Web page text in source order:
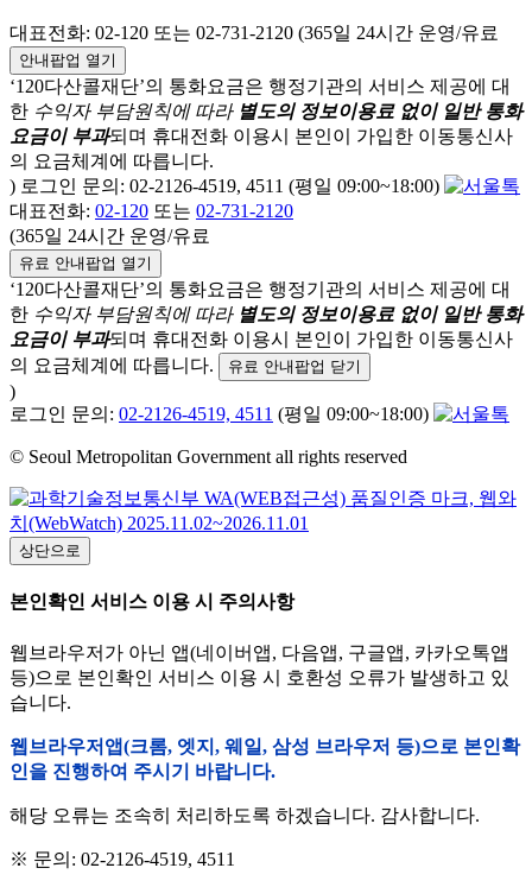
대표전화: 02-120 또는 02-731-2120 (365일 24시간 운영/유료
안내팝업 열기
‘120다산콜재단’의 통화요금은 행정기관의 서비스 제공에 대
한 수익자 부담원칙에 따라 별도의 정보이용료 없이 일반 통화
요금이 부과되며 휴대전화 이용시 본인이 가입한 이동통신사
의 요금체계에 따릅니다.
) 로그인 문의: 02-2126-4519, 4511 (평일 09:00~18:00)
대표전화: 02-120 또는 02-731-2120
(365일 24시간 운영/유료
유료 안내팝업 열기
‘120다산콜재단’의 통화요금은 행정기관의 서비스 제공에 대
한 수익자 부담원칙에 따라 별도의 정보이용료 없이 일반 통화
요금이 부과되며 휴대전화 이용시 본인이 가입한 이동통신사
의 요금체계에 따릅니다.
유료 안내팝업 닫기
)
로그인 문의: 02-2126-4519, 4511 (평일 09:00~18:00)
© Seoul Metropolitan Government all rights reserved
상단으로
본인확인 서비스 이용 시 주의사항
웹브라우저가 아닌 앱(네이버앱, 다음앱, 구글앱, 카카오톡앱
등)으로 본인확인 서비스 이용 시 호환성 오류가 발생하고 있
습니다.
웹브라우저앱(크롬, 엣지, 웨일, 삼성 브라우저 등)으로 본인확
인을 진행하여 주시기 바랍니다.
해당 오류는 조속히 처리하도록 하겠습니다. 감사합니다.
※ 문의: 02-2126-4519, 4511